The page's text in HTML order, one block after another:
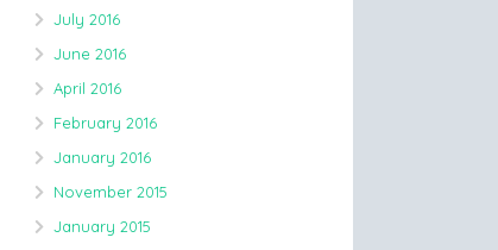
July 2016
June 2016
April 2016
February 2016
January 2016
November 2015
January 2015